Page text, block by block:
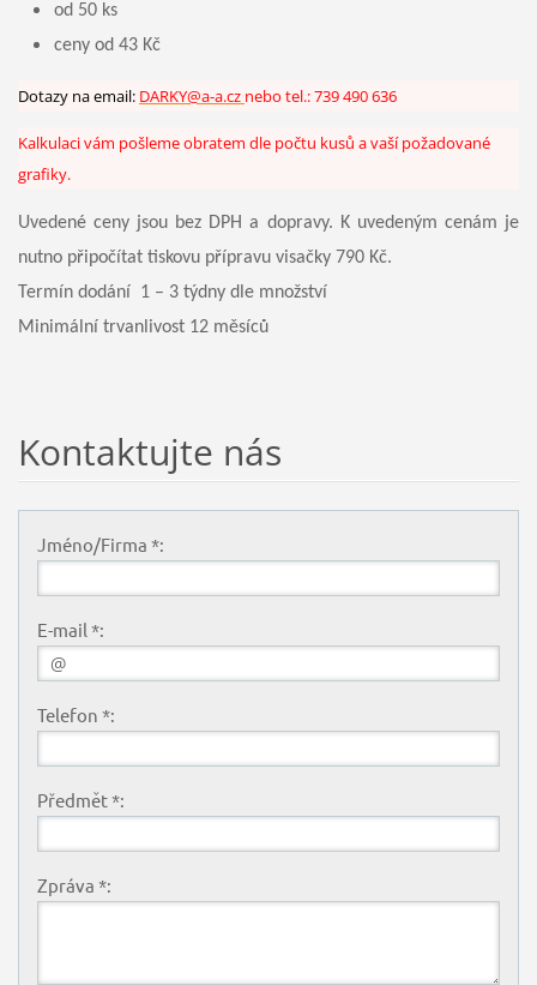
od 50 ks
ceny od 43 Kč
Dotazy na email: DARKY@a-a.cz nebo tel.: 739 490 636
Kalkulaci vám pošleme obratem dle počtu kusů a vaší požadované
grafiky.
Uvedené ceny jsou bez DPH a dopravy. K uvedeným cenám je
nutno připočítat tiskovu přípravu visačky 790 Kč.
Termín dodání 1 – 3 týdny dle množství
Minimální trvanlivost 12 měsíců
Kontaktujte nás
Jméno/Firma *:
E-mail *:
Telefon *:
Předmět *:
Zpráva *: